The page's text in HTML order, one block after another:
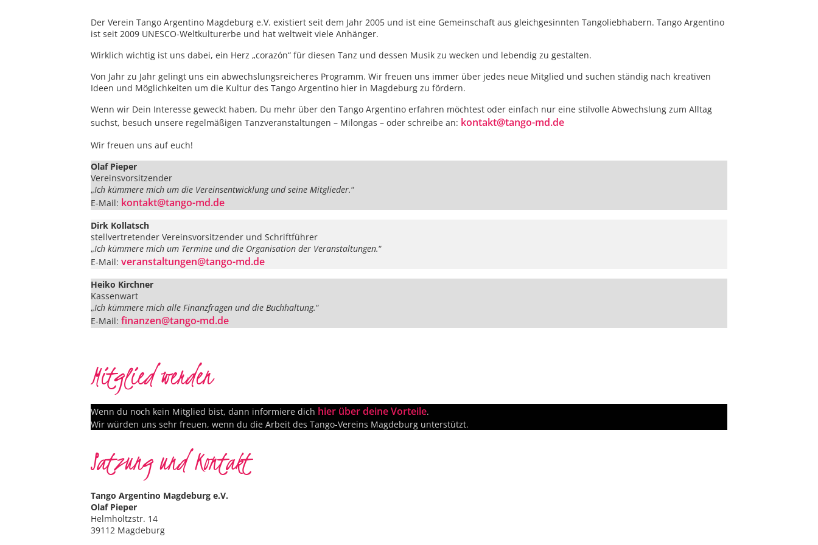
Der Verein Tango Argentino Magdeburg e.V. existiert seit dem Jahr 2005 und ist eine Gemeinschaft aus gleichgesinnten Tangoliebhabern. Tango Argentino
ist seit 2009 UNESCO-Weltkulturerbe und hat weltweit viele Anhänger.
Wirklich wichtig ist uns dabei, ein Herz „corazón“ für diesen Tanz und dessen Musik zu wecken und lebendig zu gestalten.
Von Jahr zu Jahr gelingt uns ein abwechslungsreicheres Programm. Wir freuen uns immer über jedes neue Mitglied und suchen ständig nach kreativen
Ideen und Möglichkeiten um die Kultur des Tango Argentino hier in Magdeburg zu fördern.
Wenn wir Dein Interesse geweckt haben, Du mehr über den Tango Argentino erfahren möchtest oder einfach nur eine stilvolle Abwechslung zum Alltag
suchst, besuch unsere regelmäßigen Tanzveranstaltungen – Milongas – oder schreibe an: kontakt@tango-md.de
Wir freuen uns auf euch!
Olaf Pieper
Vereinsvorsitzender
„Ich kümmere mich um die Vereinsentwicklung und seine Mitglieder.“
E-Mail: kontakt@tango-md.de
Dirk Kollatsch
stellvertretender Vereinsvorsitzender und Schriftführer
„Ich kümmere mich um Termine und die Organisation der Veranstaltungen.“
E-Mail:veranstaltungen@tango-md.de
Heiko Kirchner
Kassenwart
„Ich kümmere mich alle Finanzfragen und die Buchhaltung.“
E-Mail:finanzen@tango-md.de
Mitglied werden
Wenn du noch kein Mitglied bist, dann informiere dich hier über deine Vorteile.
Wir würden uns sehr freuen, wenn du die Arbeit des Tango-Vereins Magdeburg unterstützt.
Satzung und Kontakt
Tango Argentino Magdeburg e.V.
Olaf Pieper
Helmholtzstr. 14
39112 Magdeburg